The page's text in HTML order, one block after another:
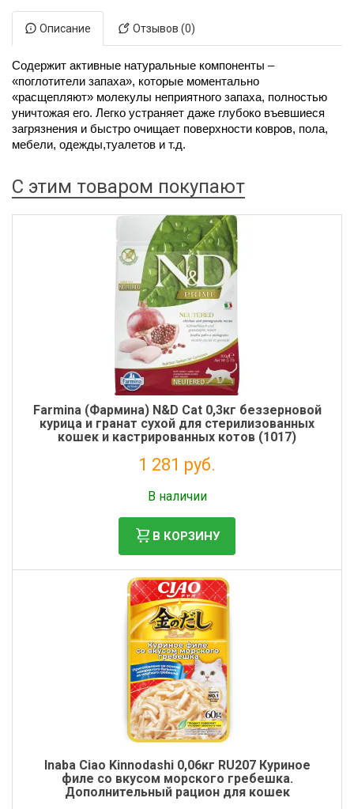
Описание Отзывов (0)
Содержит активные натуральные компоненты –
«поглотители запаха», которые моментально
«расщепляют» молекулы неприятного запаха, полностью
уничтожая его. Легко устраняет даже глубоко въевшиеся
загрязнения и быстро очищает поверхности ковров, пола,
мебели, одежды,туалетов и т.д.
С этим товаром покупают
Farmina (Фармина) N&D Cat 0,3кг беззерновой
курица и гранат сухой для стерилизованных
кошек и кастрированных котов (1017)
1 281 руб.
В наличии
В КОРЗИНУ
Inaba Ciao Kinnodashi 0,06кг RU207 Куриное
филе со вкусом морского гребешка.
Дополнительный рацион для кошек